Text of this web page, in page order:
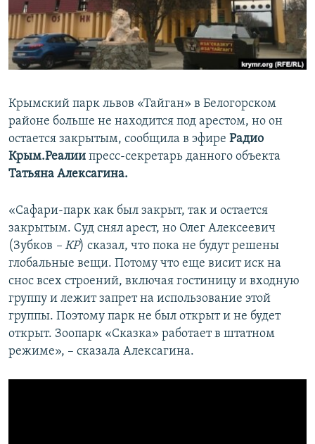
ПОБЕДИТЕЛЕЙ НЕ СУДЯТ?
КРЫМ.НЕПОКОРЕННЫЙ
ELIFBE
ПРИСОЕДИНЯЙТЕСЬ!
Все сайты RFE/RL
Крымский парк львов «Тайган» в Белогорском
районе больше не находится под арестом, но он
остается закрытым, сообщила в эфире Радио
Крым.Реалии пресс-секретарь данного объекта
Татьяна Алексагина.
«Сафари-парк как был закрыт, так и остается
закрытым. Суд снял арест, но Олег Алексеевич
(Зубков – КР) сказал, что пока не будут решены
глобальные вещи. Потому что еще висит иск на
снос всех строений, включая гостиницу и входную
группу и лежит запрет на использование этой
группы. Поэтому парк не был открыт и не будет
открыт. Зоопарк «Сказка» работает в штатном
режиме», – сказала Алексагина.